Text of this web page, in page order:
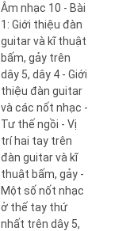
Âm nhạc 10 - Bài
1: Giới thiệu đàn
guitar và kĩ thuật
bấm, gảy trên
dây 5, dây 4 - Giới
thiệu đàn guitar
và các nốt nhạc -
Tư thế ngồi - Vị
trí hai tay trên
đàn guitar và kĩ
thuật bấm, gảy -
Một số nốt nhạc
ở thế tay thứ
nhất trên dây 5,